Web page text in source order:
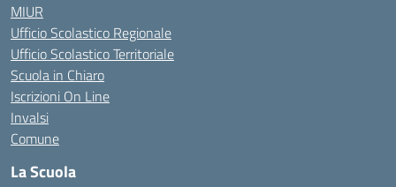
MIUR
Ufficio Scolastico Regionale
Ufficio Scolastico Territoriale
Scuola in Chiaro
Iscrizioni On Line
Invalsi
Comune
La Scuola